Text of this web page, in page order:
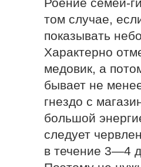
том случае,
показывать
Характерно
медовик, а
бывает не
гнездо с
большой
следует
в течение 3—4